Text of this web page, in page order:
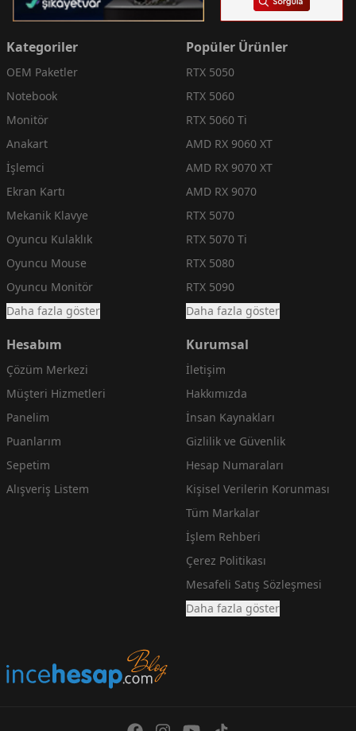
Kategoriler
OEM Paketler
Notebook
Monitör
Anakart
İşlemci
Ekran Kartı
Mekanik Klavye
Oyuncu Kulaklık
Oyuncu Mouse
Oyuncu Monitör
Daha fazla göster
Popüler Ürünler
RTX 5050
RTX 5060
RTX 5060 Ti
AMD RX 9060 XT
AMD RX 9070 XT
AMD RX 9070
RTX 5070
RTX 5070 Ti
RTX 5080
RTX 5090
Daha fazla göster
Hesabım
Çözüm Merkezi
Müşteri Hizmetleri
Panelim
Puanlarım
Sepetim
Alışveriş Listem
Kurumsal
İletişim
Hakkımızda
İnsan Kaynakları
Gizlilik ve Güvenlik
Hesap Numaraları
Kişisel Verilerin Korunması
Tüm Markalar
İşlem Rehberi
Çerez Politikası
Mesafeli Satış Sözleşmesi
Daha fazla göster